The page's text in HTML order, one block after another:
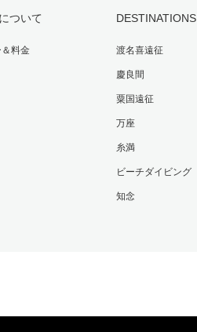
ついて
＆料金
DESTINATIONS
渡名喜遠征
慶良間
粟国遠征
万座
糸満
ビーチダイビング
知念